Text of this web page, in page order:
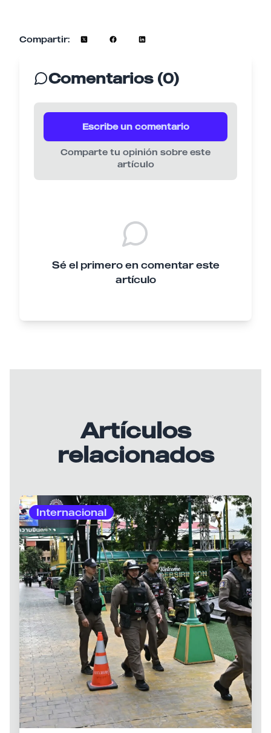
Compartir:
Comentarios (0)
Escribe un comentario
Comparte tu opinión sobre este
artículo
Sé el primero en comentar este
artículo
Artículos
relacionados
Internacional